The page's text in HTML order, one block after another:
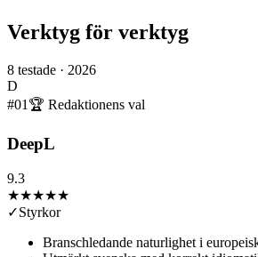
Verktyg för verktyg
8 testade · 2026
D
#01 🏆 Redaktionens val
DeepL
9.3
★★★★★
✓Styrkor
Branschledande naturlighet i